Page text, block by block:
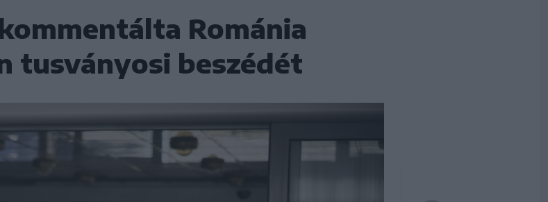
Románia
tusványosi beszédét